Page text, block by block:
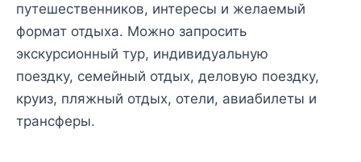
путешественников, интересы и желаемый
формат отдыха. Можно запросить
экскурсионный тур, индивидуальную
поездку, семейный отдых, деловую поездку,
круиз, пляжный отдых, отели, авиабилеты и
трансферы.